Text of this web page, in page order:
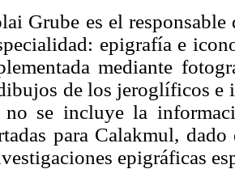
Grube es el responsable
epigrafía e
mediante
de los jeroglíficos e
no se incluye la
para Calakmul,
epigráficas